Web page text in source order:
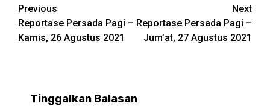
Continue
Reading
Previous
Reportase Persada Pagi –
Kamis, 26 Agustus 2021
Next
Reportase Persada Pagi –
Jum’at, 27 Agustus 2021
Tinggalkan Balasan